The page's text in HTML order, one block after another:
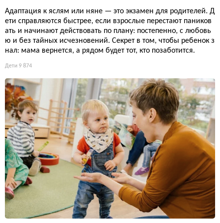
Адаптация к яслям или няне — это экзамен для родителей. Д
ети справляются быстрее, если взрослые перестают паников
ать и начинают действовать по плану: постепенно, с любовь
ю и без тайных исчезновений. Секрет в том, чтобы ребенок з
нал: мама вернется, а рядом будет тот, кто позаботится.
Дети 9 874